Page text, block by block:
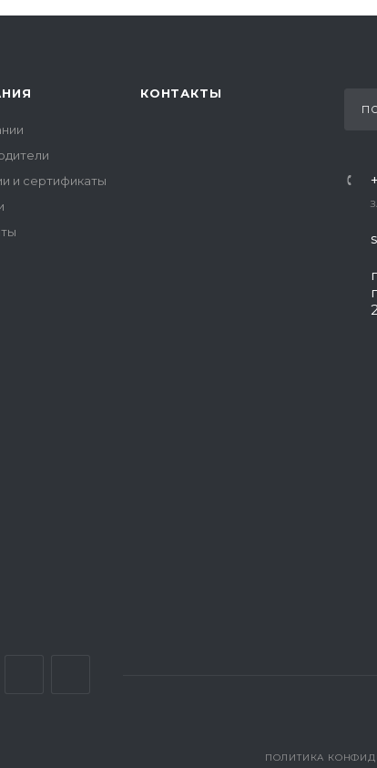
и сертификаты
КОНТАКТЫ
ПОЛИТИКА